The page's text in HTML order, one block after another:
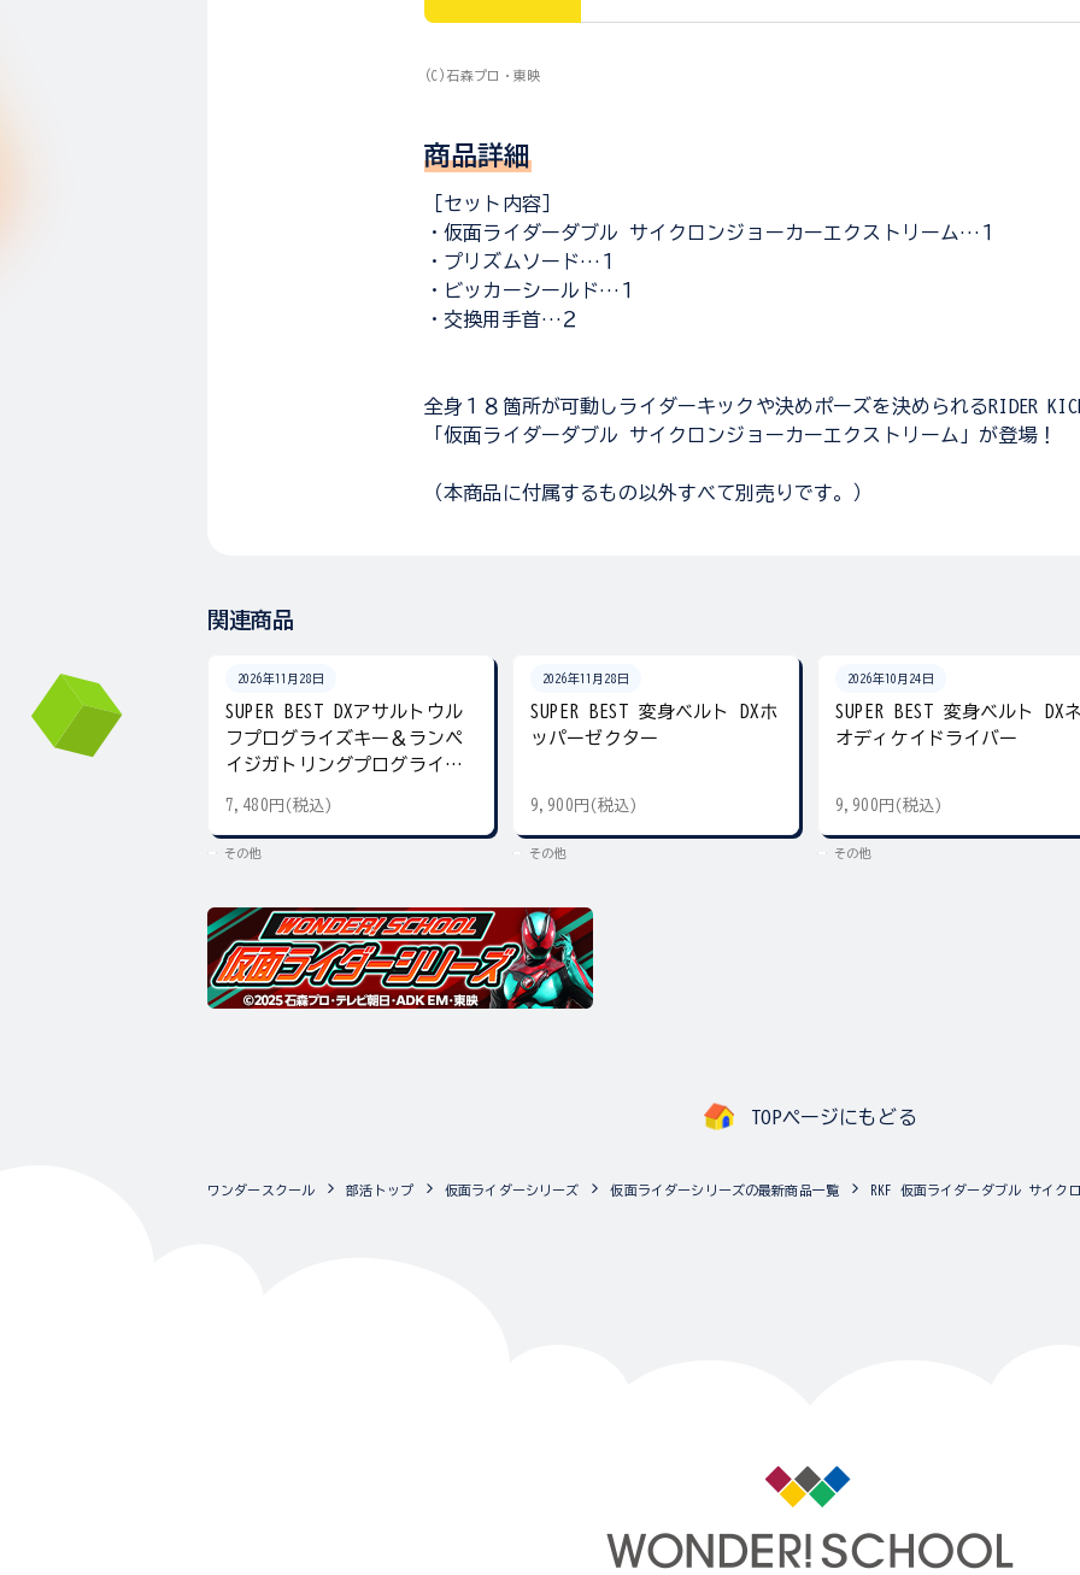
(C)石森プロ・東映
商品詳細
［セット内容］
・仮面ライダーダブル サイクロンジョーカーエクストリーム…１
・プリズムソード…１
・ビッカーシールド…１
・交換用手首…２
全身１８箇所が可動しライダーキックや決めポーズを決められるRIDER
「仮面ライダーダブル サイクロンジョーカーエクストリーム」が登場！
（本商品に付属するもの以外すべて別売りです。）
関連商品
2026年11月28日
SUPER BEST DXアサルトウル
フプログライズキー＆ランペ
イジガトリングプログライズ
7,480円(税込)
その他
2026年11月28日
SUPER BEST 変身ベルト DXホ
ッパーゼクター
9,900円(税込)
その他
2026年10月24日
SUPER BEST 変身ベルト DX
オディケイドライバー
9,900円(税込)
その他
TOPページにもどる
ワンダースクール 部活トップ 仮面ライダーシリーズ 仮面ライダーシリーズの最新商品一覧 RKF 仮面ライダーダブル サイク